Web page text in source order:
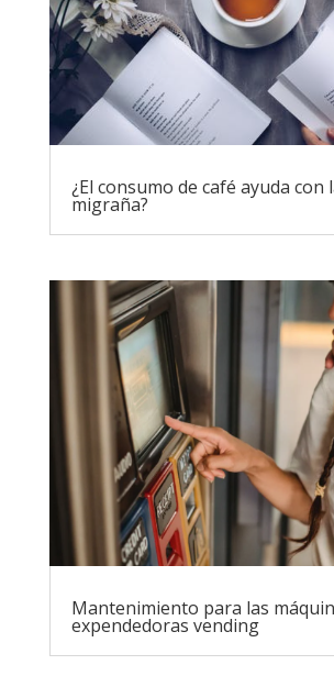
¿El consumo de café ayuda con
migraña?
Mantenimiento para las
expendedoras vending